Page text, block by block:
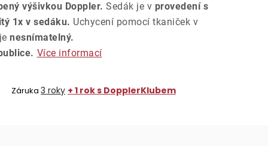
výšivkou Doppler. Sedák je v provedení s
1x v sedáku. Uchycení pomocí tkaniček v
nesnímatelný.
Více informací
Záruka 3 roky + 1 rok s DopplerKlubem